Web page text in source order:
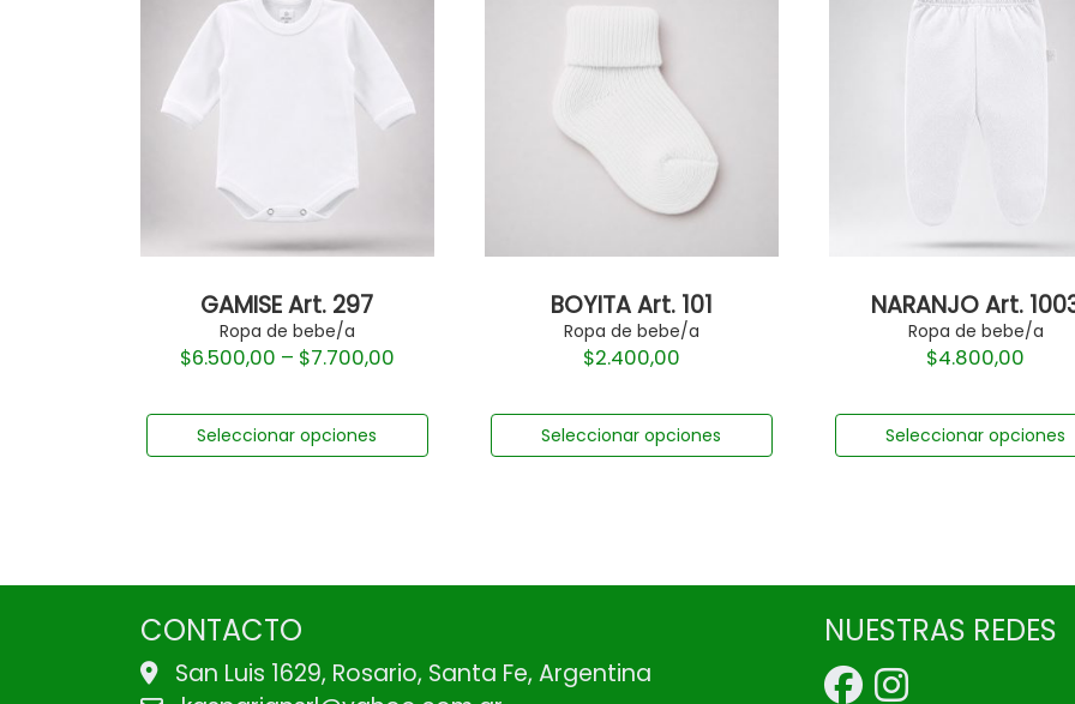
GAMISE Art. 297
Ropa de bebe/a
$6.500,00 – $7.700,00
Seleccionar opciones
BOYITA Art. 101
Ropa de bebe/a
$2.400,00
Seleccionar opciones
NARANJO Art.
Ropa de bebe/a
$4.800,00
Seleccionar opciones
CONTACTO
San Luis 1629, Rosario, Santa Fe, Argentina
NUESTRAS REDES